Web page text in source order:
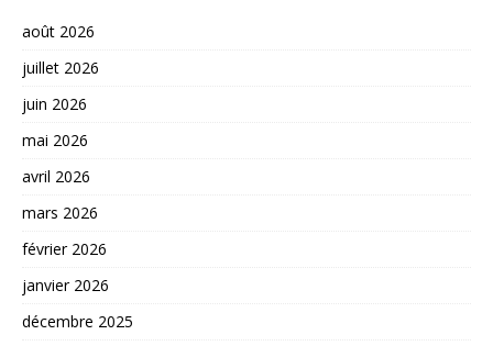
août 2026
juillet 2026
juin 2026
mai 2026
avril 2026
mars 2026
février 2026
janvier 2026
décembre 2025